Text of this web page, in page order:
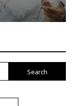
Search